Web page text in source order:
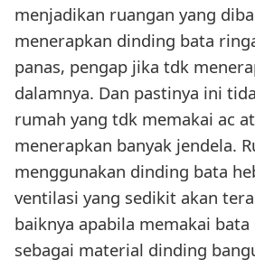
menjadikan ruangan yang
menerapkan dinding bata
panas, pengap jika tdk
dalamnya. Dan pastinya ini
rumah yang tdk memakai ac
menerapkan banyak jendela.
menggunakan dinding bata
ventilasi yang sedikit akan
baiknya apabila memakai
sebagai material dinding